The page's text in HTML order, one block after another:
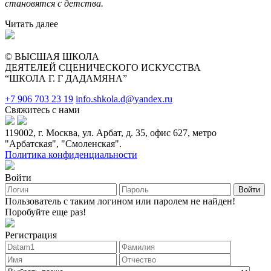
становятся с детства.
Читать далее
© ВЫСШАЯ ШКОЛА
ДЕЯТЕЛЕЙ СЦЕНИЧЕСКОГО ИСКУССТВА
“ШКОЛА Г. Г ДАДАМЯНА”
+7 906 703 23 19 info.shkola.d@yandex.ru
Свяжитесь с нами
119002, г. Москва, ул. Арбат, д. 35, офис 627, метро
"Арбатская", "Смоленская".
Политика конфиденциальности
Войти
Войти
Пользователь с таким логином или паролем не найден!
Поробуйте еще раз!
Регистрация